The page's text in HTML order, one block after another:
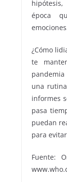
época
¿Cómo
te
una
informes
pasa
puedan
para
Fuente: